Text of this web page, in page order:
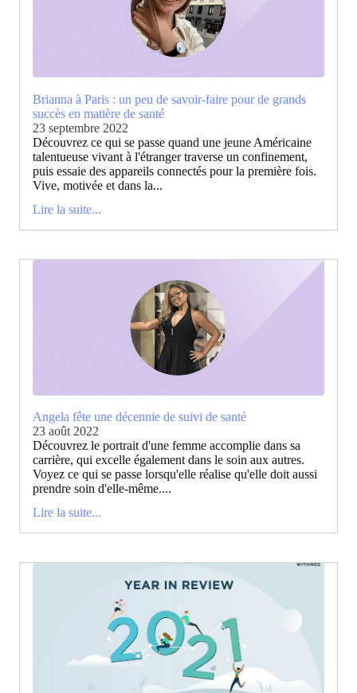
Brianna à Paris : un peu de savoir-faire pour de grands
succès en matière de santé
23 septembre 2022
Découvrez ce qui se passe quand une jeune Américaine
talentueuse vivant à l'étranger traverse un confinement,
puis essaie des appareils connectés pour la première fois.
Vive, motivée et dans la...
Lire la suite...
Angela fête une décennie de suivi de santé
23 août 2022
Découvrez le portrait d'une femme accomplie dans sa
carrière, qui excelle également dans le soin aux autres.
Voyez ce qui se passe lorsqu'elle réalise qu'elle doit aussi
prendre soin d'elle-même....
Lire la suite...